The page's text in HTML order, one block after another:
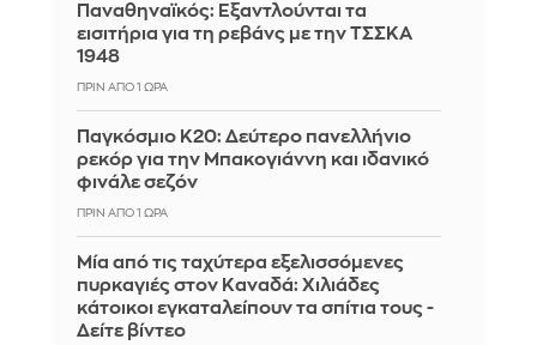
Παναθηναϊκός: Εξαντλούνται τα
εισιτήρια για τη ρεβάνς με την ΤΣΣΚΑ
1948
ΠΡΙΝ ΑΠΌ 1 ΏΡΑ
Παγκόσμιο Κ20: Δεύτερο πανελλήνιο
ρεκόρ για την Μπακογιάννη και ιδανικό
φινάλε σεζόν
ΠΡΙΝ ΑΠΌ 1 ΏΡΑ
Μία από τις ταχύτερα εξελισσόμενες
πυρκαγιές στον Καναδά: Χιλιάδες
κάτοικοι εγκαταλείπουν τα σπίτια τους -
Δείτε βίντεο